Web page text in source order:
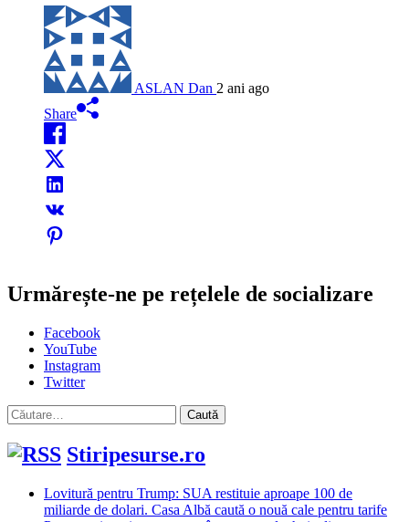
ASLAN Dan 2 ani ago
Share
Urmărește-ne pe rețelele de socializare
Facebook
YouTube
Instagram
Twitter
Caută
după:
Stiripesurse.ro
Lovitură pentru Trump: SUA restituie aproape 100 de
miliarde de dolari. Casa Albă caută o nouă cale pentru tarife